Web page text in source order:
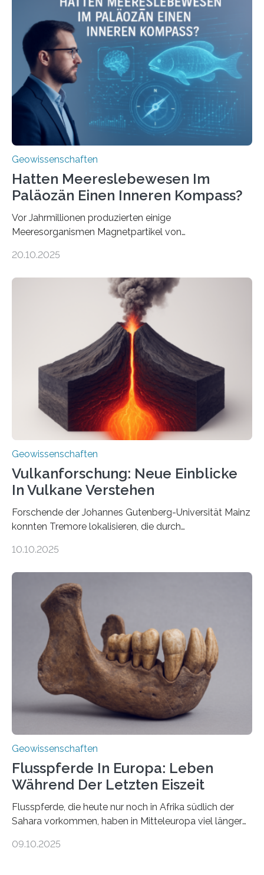
Stoffkreislauf im Ozean prägen. Die Überblicksstudie
mit dem Titel „Iron’s Irony“ ist in Communications Earth
& Environment erschienen. Die Studie fasst bestehende
Forschungsergebnisse zusammen und interpretiert sie
neu, um zu erklären, wie Eisen, das aus hydrothermalen
Systemen freigesetzt wird, über ganze Ozeanbecken
transportiert werden kann. „Das…
Geowissenschaften
Hatten Meereslebewesen Im
Paläozän Einen Inneren Kompass?
Vor Jahrmillionen produzierten einige
Meeresorganismen Magnetpartikel von
Sedimenten zu finden sind. Nun ist es einem
Domänen auf einem dieser „Riesenmagnetfossilien” mit
einer raffinierten Methode an der Diamond-
Röntgenquelle zu kartieren. Ihre Analyse zeigt, dass
diese Partikel es den Organismen ermöglicht haben
könnten, winzige Schwankungen sowohl in der
Richtung als auch in der Intensität des Erdmagnetfelds
wahrzunehmen. Dadurch konnten sie sich verorten und
über den Ozean navigieren. Vor einigen Jahren…
20.10.2025
Geowissenschaften
Vulkanforschung: Neue Einblicke
In Vulkane Verstehen
Forschende der Johannes Gutenberg-Universität Mainz
konnten Tremore lokalisieren, die durch
Vulkan? Was passiert in der Erde darunter? Wo
erzeugt durch Magma oder Gase, die sich durch
Schlote einen Weg nach oben bahnen? Jun.-Prof. Dr.
Miriam Christina Reiss, Vulkanseismologin an der
Johannes Gutenberg-Universität Mainz (JGU), und ihr
Team haben am Vulkan Oldoinyo Lengai in Tansania
solche Tremore lokalisiert. „Wir konnten die Tremore
nicht nur nachweisen, sondern ihren Ort in…
10.10.2025
Geowissenschaften
Flusspferde In Europa: Leben
Während Der Letzten Eiszeit
Flusspferde, die heute nur noch in Afrika südlich der
Sahara vorkommen, haben in Mitteleuropa viel länger
Knochenfunden zeigen, dass Flusspferde noch vor
09.10.2025